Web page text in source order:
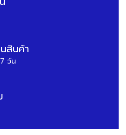
สินค้า
วัน